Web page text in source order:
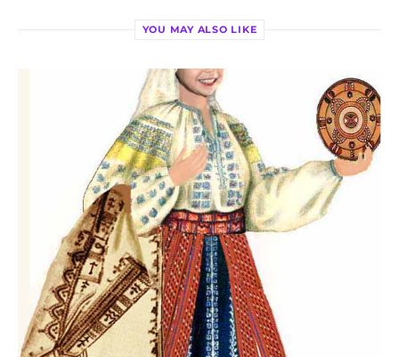
YOU MAY ALSO LIKE